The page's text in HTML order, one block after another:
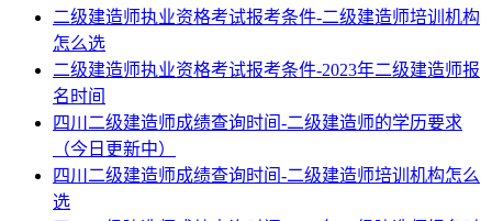
二级建造师执业资格考试报考条件-二级建造师培训机构
怎么选
二级建造师执业资格考试报考条件-2023年二级建造师报
名时间
四川二级建造师成绩查询时间-二级建造师的学历要求
（今日更新中）
四川二级建造师成绩查询时间-二级建造师培训机构怎么
选